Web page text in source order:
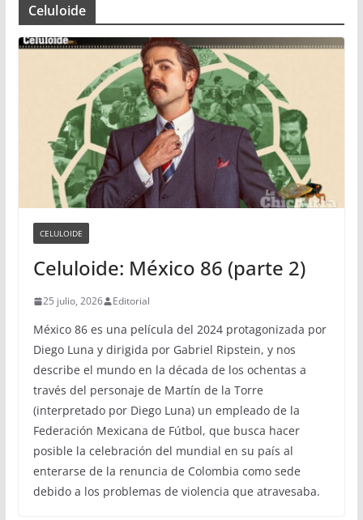
Celuloide
CELULOIDE
Celuloide: México 86 (parte 2)
25 julio, 2026 Editorial
México 86 es una película del 2024 protagonizada por
Diego Luna y dirigida por Gabriel Ripstein, y nos
describe el mundo en la década de los ochentas a
través del personaje de Martín de la Torre
(interpretado por Diego Luna) un empleado de la
Federación Mexicana de Fútbol, que busca hacer
posible la celebración del mundial en su país al
enterarse de la renuncia de Colombia como sede
debido a los problemas de violencia que atravesaba.